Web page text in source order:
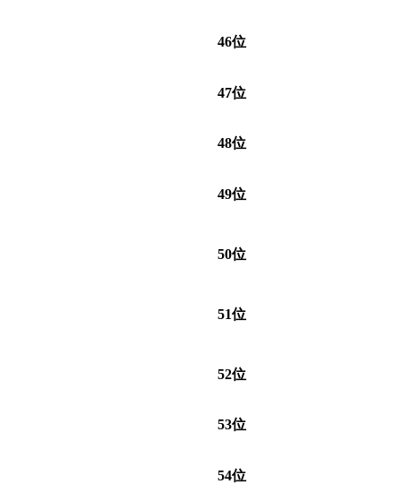
46位
47位
48位
49位
50位
51位
52位
53位
54位